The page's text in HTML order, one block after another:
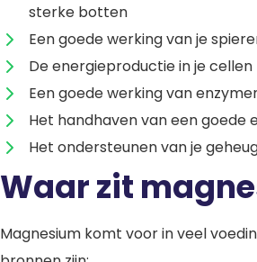
sterke botten
Een goede werking van je
De energieproductie in je cellen
Een goede werking van
Het handhaven van een goede
Het ondersteunen van je
Waar zit
Magnesium komt voor in veel